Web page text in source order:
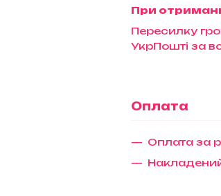
При
Пересилку
УкрПошті за
Оплата
Оплата за